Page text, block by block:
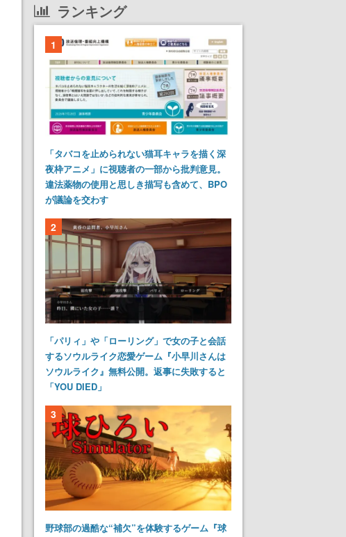
ランキング
1
「タバコを止められない猫耳キャラを描く深
夜枠アニメ」に視聴者の一部から批判意見。
違法薬物の使用と思しき描写も含めて、BPO
が議論を交わす
2
「パリィ」や「ローリング」で女の子と会話
するソウルライク恋愛ゲーム『小早川さんは
ソウルライク』無料公開。返事に失敗すると
「YOU DIED」
3
野球部の過酷な“補欠”を体験するゲーム『球